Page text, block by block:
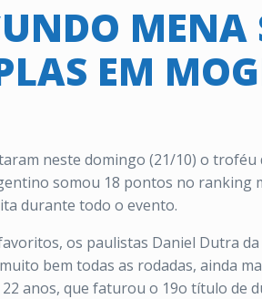
MENA
EM
neste domingo (21/10) o
somou 18 pontos no ranking
durante todo o evento.
os paulistas Daniel Dutra da
bem todas as rodadas, ainda
anos, que faturou o 19o título de